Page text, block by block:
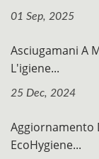
01 Sep, 2025
Asciugamani A
L'igiene...
25 Dec, 2024
Aggiornamento
EcoHygiene...